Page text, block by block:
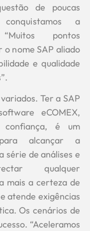
de poucas
a
pontos
nome SAP aliado
e qualidade
Ter a SAP
eCOMEX,
confiança, é um
alcançar a
série de análises e
qualquer
mais a certeza de
atende exigências
Os cenários de
“Aceleramos